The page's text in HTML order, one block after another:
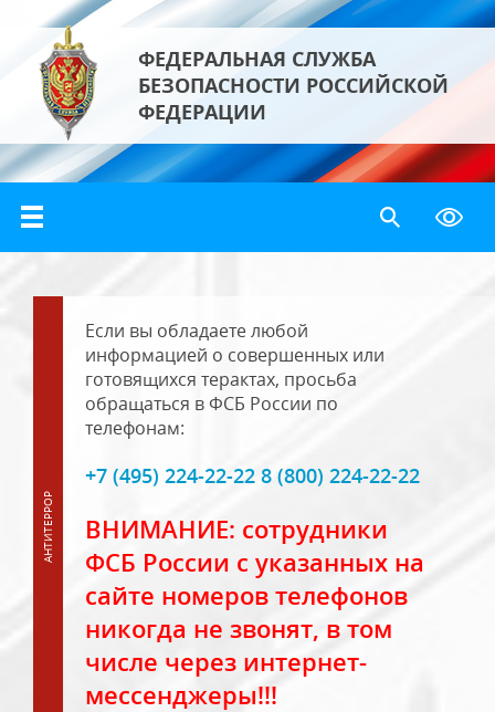
ФЕДЕРАЛЬНАЯ СЛУЖБА
БЕЗОПАСНОСТИ РОССИЙСКОЙ
ФЕДЕРАЦИИ
Если вы обладаете любой
информацией о совершенных или
готовящихся терактах, просьба
обращаться в ФСБ России по
телефонам:
+7 (495) 224-22-22 8 (800) 224-22-22
ВНИМАНИЕ: сотрудники
ФСБ России с указанных на
сайте номеров телефонов
никогда не звонят, в том
числе через интернет-
мессенджеры!!!